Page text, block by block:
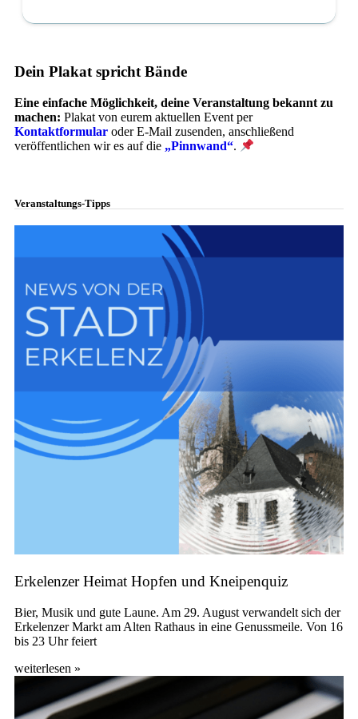
Dein Plakat spricht Bände
Eine einfache Möglichkeit, deine Veranstaltung bekannt zu
machen: Plakat von eurem aktuellen Event per
Kontaktformular oder E-Mail zusenden, anschließend
veröffentlichen wir es auf die „Pinnwand“.
Veranstaltungs-Tipps
Erkelenzer Heimat Hopfen und Kneipenquiz
Bier, Musik und gute Laune. Am 29. August verwandelt sich der
Erkelenzer Markt am Alten Rathaus in eine Genussmeile. Von 16
bis 23 Uhr feiert
weiterlesen »